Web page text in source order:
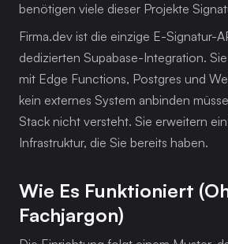
benötigen viele dieser Projekte
Firma.dev ist die einzige E-Signatur-
dedizierten Supabase-Integration.
mit Edge Functions, Postgres und
kein externes System anbinden
Stack nicht versteht. Sie erweitern
Infrastruktur, die Sie bereits haben.
Wie Es Funktioniert
Fachjargon)